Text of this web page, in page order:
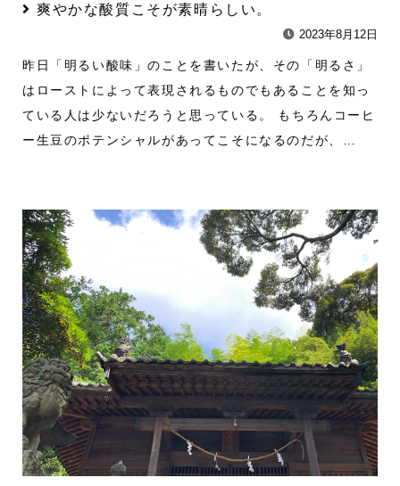
爽やかな酸質こそが素晴らしい。
2023年8月12日
昨日「明るい酸味」のことを書いたが、その「明るさ」
はローストによって表現されるものでもあることを知っ
ている人は少ないだろうと思っている。 もちろんコーヒ
ー生豆のポテンシャルがあってこそになるのだが、…